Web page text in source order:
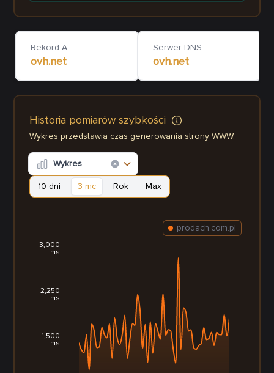
Rekord A
ovh.net
Serwer DNS
ovh.net
Historia pomiarów szybkości
Wykres przedstawia czas generowania strony WWW.
Wykres
10 dni 3 mc Rok Max
1,500
ms
2,250
ms
3,000
ms
prodach.com.pl